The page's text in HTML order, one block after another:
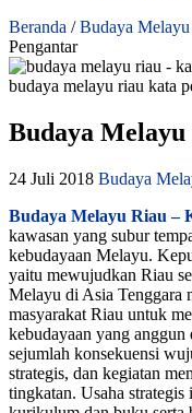
Beranda / Budaya
Pengantar
budaya melayu riau kata
Budaya
24 Juli 2018 Budaya
Budaya Melayu Riau –
kawasan yang subur
kebudayaan Melayu.
yaitu mewujudkan Riau
Melayu di Asia Tenggara
masyarakat Riau untuk
kebudayaan yang
sejumlah konsekuensi
strategis, dan kegiatan
tingkatan. Usaha strategis